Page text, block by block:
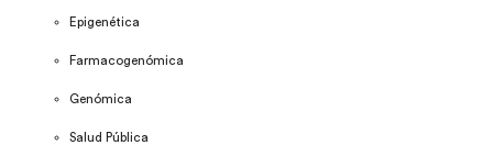
Epigenética
Farmacogenómica
Genómica
Salud Pública